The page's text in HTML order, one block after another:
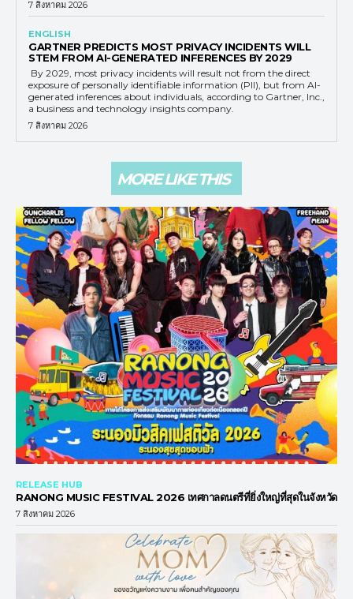
7 สิงหาคม 2026
ENGLISH
GARTNER PREDICTS MOST PRIVACY INCIDENTS WILL
STEM FROM AI-GENERATED INFERENCES BY 2029
By 2029, most privacy incidents will result not from the direct
exposure of personally identifiable information (PII), but from AI-
generated inferences about individuals, according to Gartner, Inc.,
a business and technology insights company.
7 สิงหาคม 2026
MORE LIKE THIS
RELEASE HUB
RANONG MUSIC FESTIVAL 2026 เทศกาลดนตรีที่ยิ่งใหญ่ที่สุดในจังหวัด
7 สิงหาคม 2026